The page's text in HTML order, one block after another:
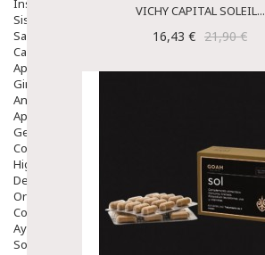
Sistema Nervioso
Salud Bucodental
Capilar
Apósitos
Ginecología
Anticonceptivos
Aparato Genital
Gente Mayor
Cosmética
Higiene
Dentales
Ortopedia
Complementos Nutricionales.
Ayudas
Solares
VICHY CAPITAL SOLEIL...
16,43 € 21,90 €